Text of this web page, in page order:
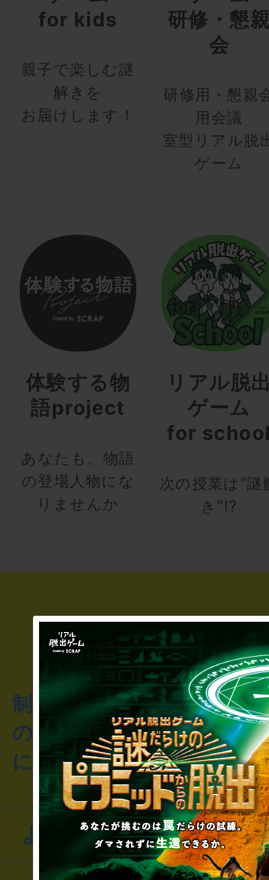
for kids
親子で楽しむ謎
解きを
お届けします！
研修・懇
会
研修用・懇親
用会議
室型リアル脱
ゲーム
体験する物
語project
あなたも、物語
の登場人物にな
りませんか
リアル脱
ゲーム
for
次の授業は“謎
き”!?
制作のご相談・コラボレ
のお客様からのご質問や
にお問い合わせください
よくあるお問い合わせ